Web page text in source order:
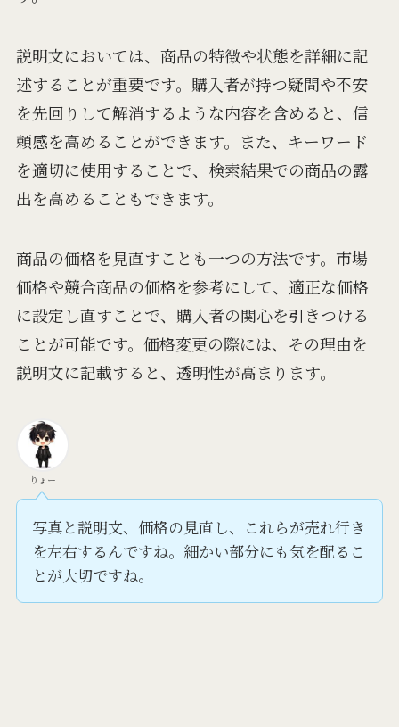
説明文においては、商品の特徴や状態を詳細に記
述することが重要です。購入者が持つ疑問や不安
を先回りして解消するような内容を含めると、信
頼感を高めることができます。また、キーワード
を適切に使用することで、検索結果での商品の露
出を高めることもできます。
商品の価格を見直すことも一つの方法です。市場
価格や競合商品の価格を参考にして、適正な価格
に設定し直すことで、購入者の関心を引きつける
ことが可能です。価格変更の際には、その理由を
説明文に記載すると、透明性が高まります。
りょー
写真と説明文、価格の見直し、これらが売れ行き
を左右するんですね。細かい部分にも気を配るこ
とが大切ですね。